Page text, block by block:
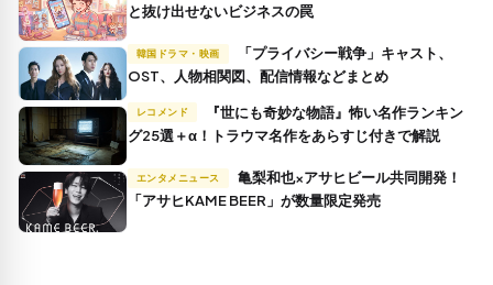
と抜け出せないビジネスの罠
韓国ドラマ・映画
OST、人物相関図、配信情報などまとめ
レコメンド
グ25選＋α！トラウマ名作をあらすじ付きで解説
エンタメニュース
「アサヒKAME BEER」が数量限定発売